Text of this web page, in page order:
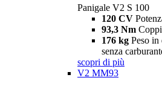
Panigale V2 S 100
120 CV
93,3 Nm
176 kg Peso in
senza
scopri di più
V2 MM93